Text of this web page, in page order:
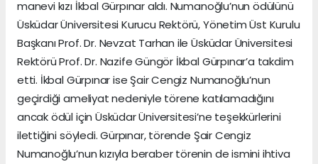
manevi kızı İkbal Gürpınar aldı. Numanoğlu’nun ödülünü
Üsküdar Üniversitesi Kurucu Rektörü, Yönetim Üst Kurulu
Başkanı Prof. Dr. Nevzat Tarhan ile Üsküdar Üniversitesi
Rektörü Prof. Dr. Nazife Güngör İkbal Gürpınar’a takdim
etti. İkbal Gürpınar ise Şair Cengiz Numanoğlu’nun
geçirdiği ameliyat nedeniyle törene katılamadığını
ancak ödül için Üsküdar Üniversitesi’ne teşekkürlerini
ilettiğini söyledi. Gürpınar, törende Şair Cengiz
Numanoğlu’nun kızıyla beraber törenin de ismini ihtiva